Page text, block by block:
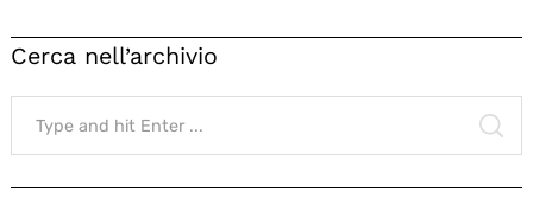
Cerca nell’archivio
Search
for: